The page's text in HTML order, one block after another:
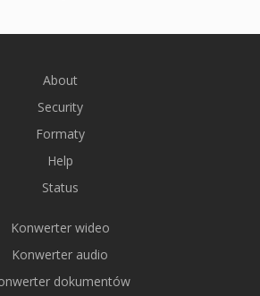
About
Security
Formaty
Help
Status
Konwerter wideo
Konwerter audio
dokumentów